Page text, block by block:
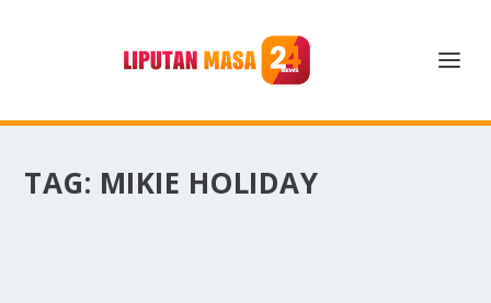
TAG: MIKIE HOLIDAY